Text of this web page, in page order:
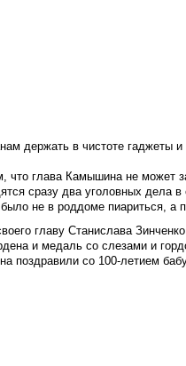
держать в чистоте гаджеты
что глава Камышина не может
сразу два уголовных дела
не в роддоме пиариться, а
главу Станислава Зинченко
и медаль со слезами и
поздравили со 100-летием